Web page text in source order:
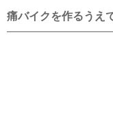
痛バイクを作るうえ